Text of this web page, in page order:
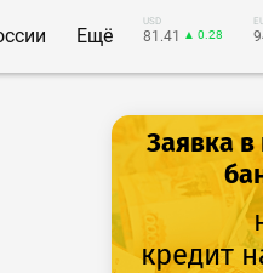
Ещё
USD
81.41 ▲ 0.28
Заявка в
кредит